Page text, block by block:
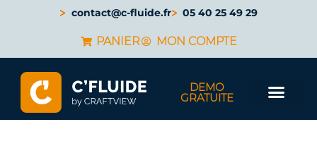
contact@c-fluide.fr 05 40 25 49 29
PANIER MON COMPTE
DEMO
GRATUITE